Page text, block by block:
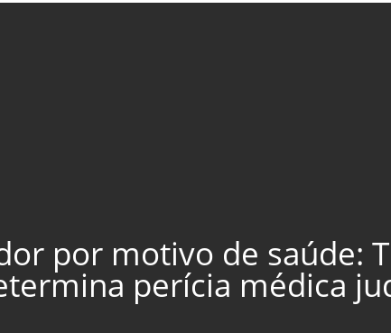
por motivo de saúde:
perícia médica